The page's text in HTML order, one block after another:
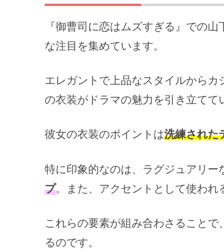
『御曹司に恋はムズすぎる』での
な注目を集めています。
エレガントで上品なスタイルから
の衣装がドラマの魅力を引き立てて
彼女の衣装のポイントは洗練された
特に印象的なのは、ラグジュアリー
プ。また、アクセントとして使われ
これらの要素が組み合わさること
るのです。